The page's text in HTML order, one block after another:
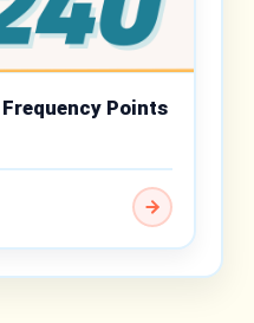
Points